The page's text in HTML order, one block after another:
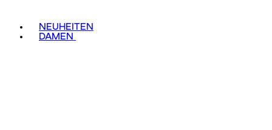
NEUHEITEN
DAMEN